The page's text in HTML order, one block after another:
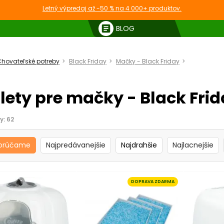
Letný výpredaj až -50 % na 4 000+ produktov.
article BLOG
potreby Black Friday Mačky - Black Friday
pre mačky - Black
62
Najpredávanejšie Najdrahšie Najlacnejšie
DOPRAVA ZDARMA